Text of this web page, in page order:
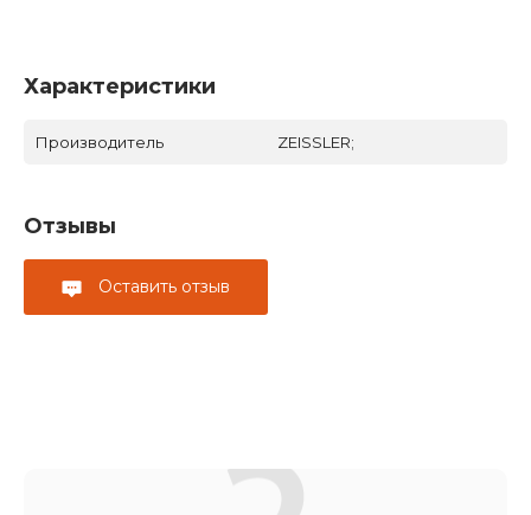
Характеристики
Производитель ZEISSLER;
Отзывы
Оставить отзыв